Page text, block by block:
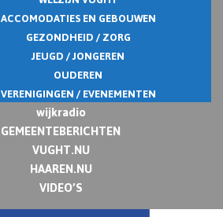
ACCOMODATIES EN GEBOUWEN
GEZONDHEID / ZORG
JEUGD / JONGEREN
OUDEREN
VERENIGINGEN / EVENEMENTEN
wijkradio
GEMEENTEBERICHTEN
VUGHT.NU
HAAREN.NU
VIDEO’S